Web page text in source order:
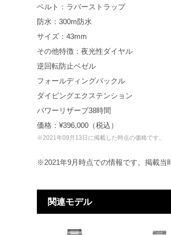
ベルト：ラバーストラップ
防水：300m防水
サイズ：43mm
その他特徴：夜光性ダイヤル
逆回転防止ベゼル
フォールディングバックル
ダイビングエクステンション
パワーリザーブ38時間
価格：¥396,000（税込）
※2021年09月13日に掲載した時点の価格です。
※2021年9月時点での情報です。掲載当
関連モデル